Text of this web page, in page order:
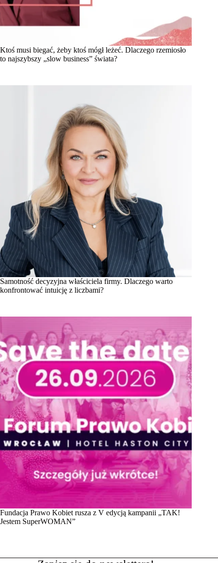
Ktoś musi biegać, żeby ktoś mógł leżeć. Dlaczego rzemiosło
to najszybszy „slow business” świata?
Samotność decyzyjna właściciela firmy. Dlaczego warto
konfrontować intuicję z liczbami?
Fundacja Prawo Kobiet rusza z V edycją kampanii „TAK!
Jestem SuperWOMAN”